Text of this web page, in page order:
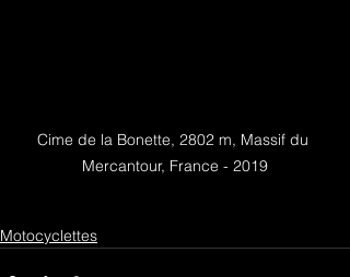
Cime de la Bonette, 2802 m, Massif du
Mercantour, France - 2019
Motocyclettes